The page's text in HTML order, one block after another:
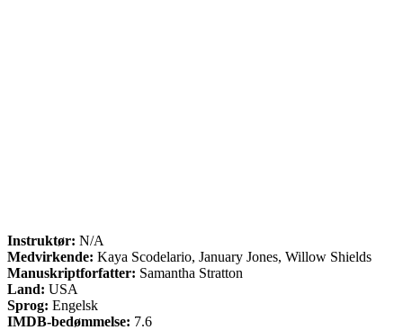
Instruktør: N/A
Medvirkende: Kaya Scodelario, January Jones, Willow Shields
Manuskriptforfatter: Samantha Stratton
Land: USA
Sprog: Engelsk
IMDB-bedømmelse: 7.6